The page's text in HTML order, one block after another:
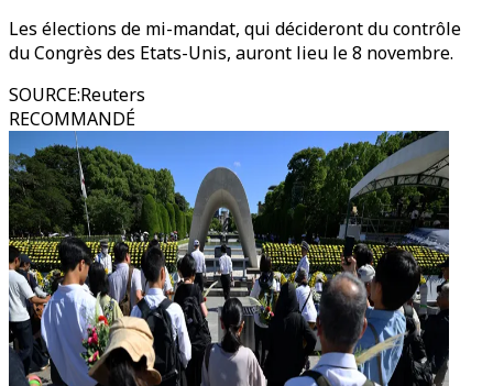
Les élections de mi-mandat, qui décideront du contrôle
du Congrès des Etats-Unis, auront lieu le 8 novembre.
SOURCE:Reuters
RECOMMANDÉ